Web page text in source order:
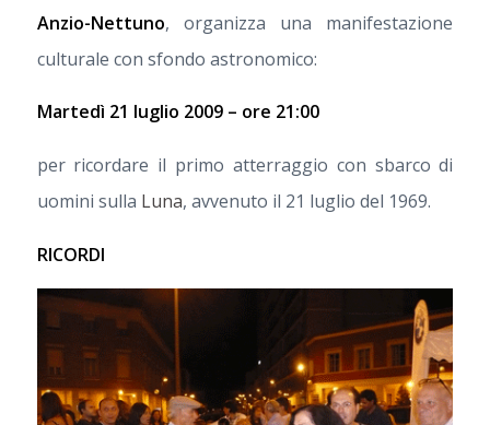
Anzio-Nettuno, organizza una manifestazione
culturale con sfondo astronomico:
Martedì 21 luglio 2009 – ore 21:00
per ricordare il primo atterraggio con sbarco di
uomini sulla Luna, avvenuto il 21 luglio del 1969.
RICORDI